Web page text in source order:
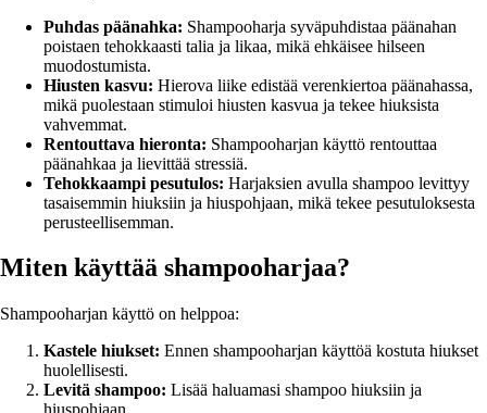
Puhdas päänahka: Shampooharja syväpuhdistaa päänahan
poistaen tehokkaasti talia ja likaa, mikä ehkäisee hilseen
muodostumista.
Hiusten kasvu: Hierova liike edistää verenkiertoa päänahassa,
mikä puolestaan stimuloi hiusten kasvua ja tekee hiuksista
vahvemmat.
Rentouttava hieronta: Shampooharjan käyttö rentouttaa
päänahkaa ja lievittää stressiä.
Tehokkaampi pesutulos: Harjaksien avulla shampoo levittyy
tasaisemmin hiuksiin ja hiuspohjaan, mikä tekee pesutuloksesta
perusteellisemman.
Miten käyttää shampooharjaa?
Shampooharjan käyttö on helppoa:
Kastele hiukset: Ennen shampooharjan käyttöä kostuta hiukset
huolellisesti.
Levitä shampoo: Lisää haluamasi shampoo hiuksiin ja